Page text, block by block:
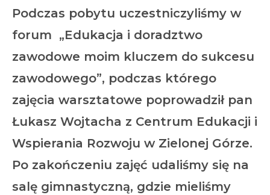
Podczas pobytu uczestniczyliśmy w
forum „Edukacja i doradztwo
zawodowe moim kluczem do sukcesu
zawodowego”, podczas którego
zajęcia warsztatowe poprowadził pan
Łukasz Wojtacha z Centrum Edukacji i
Wspierania Rozwoju w Zielonej Górze.
Po zakończeniu zajęć udaliśmy się na
salę gimnastyczną, gdzie mieliśmy